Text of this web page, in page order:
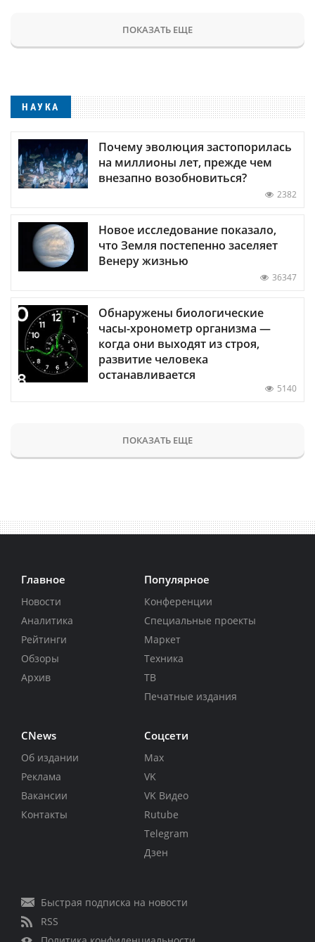
ПОКАЗАТЬ ЕЩЕ
НАУКА
Почему эволюция застопорилась
на миллионы лет, прежде чем
внезапно возобновиться?
2382
Новое исследование показало,
что Земля постепенно заселяет
Венеру жизнью
36347
Обнаружены биологические
часы-хронометр организма —
когда они выходят из строя,
развитие человека
останавливается
5140
ПОКАЗАТЬ ЕЩЕ
Главное
Новости
Аналитика
Рейтинги
Обзоры
Архив
Популярное
Конференции
Специальные проекты
Маркет
Техника
ТВ
Печатные издания
CNews
Об издании
Реклама
Вакансии
Контакты
Соцсети
Max
VK
VK Видео
Rutube
Telegram
Дзен
Быстрая подписка на новости
RSS